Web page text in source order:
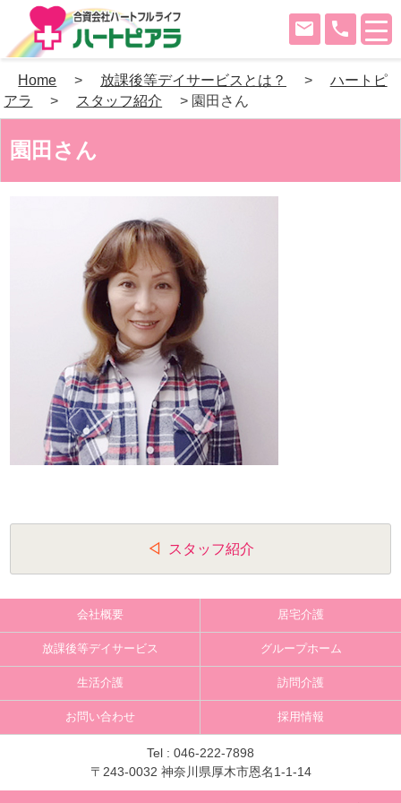
Skip
to
phone
mail
Home > 放課後等デイサービスとは？ >
ハートピ
アラ
> スタッフ紹介 > 園田さん
園田さん
稿
ナ
ビ
ゲ
ン
スタッフ紹介
会社概要 居宅介護
放課後等デイサービス グループホーム
生活介護 訪問介護
お問い合わせ 採用情報
Tel : 046-222-7898
〒243-0032 神奈川県厚木市恩名1-1-14